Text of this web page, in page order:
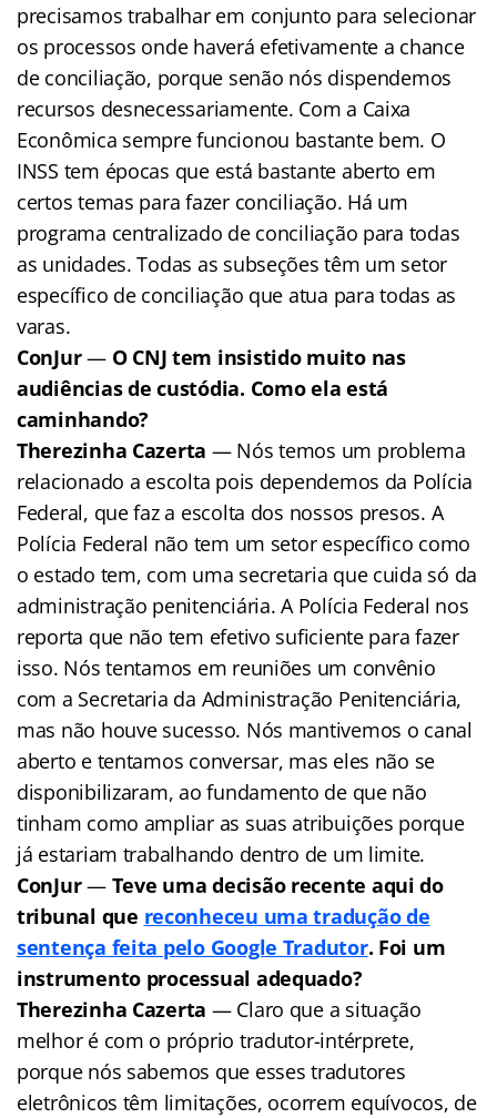
precisamos trabalhar em conjunto para selecionar
os processos onde haverá efetivamente a chance
de conciliação, porque senão nós dispendemos
recursos desnecessariamente. Com a Caixa
Econômica sempre funcionou bastante bem. O
INSS tem épocas que está bastante aberto em
certos temas para fazer conciliação. Há um
programa centralizado de conciliação para todas
as unidades. Todas as subseções têm um setor
específico de conciliação que atua para todas as
varas.
ConJur—O CNJ tem insistido muito nas
audiências de custódia. Como ela está
caminhando?
Therezinha Cazerta — Nós temos um problema
relacionado a escolta pois dependemos da Polícia
Federal, que faz a escolta dos nossos presos. A
Polícia Federal não tem um setor específico como
o estado tem, com uma secretaria que cuida só da
administração penitenciária. A Polícia Federal nos
reporta que não tem efetivo suficiente para fazer
isso. Nós tentamos em reuniões um convênio
com a Secretaria da Administração Penitenciária,
mas não houve sucesso. Nós mantivemos o canal
aberto e tentamos conversar, mas eles não se
disponibilizaram, ao fundamento de que não
tinham como ampliar as suas atribuições porque
já estariam trabalhando dentro de um limite.
ConJur—Teve uma decisão recente aqui do
tribunal que reconheceu uma tradução de
sentença feita pelo Google Tradutor. Foi um
instrumento processual adequado?
Therezinha Cazerta — Claro que a situação
melhor é com o próprio tradutor-intérprete,
porque nós sabemos que esses tradutores
eletrônicos têm limitações, ocorrem equívocos, de